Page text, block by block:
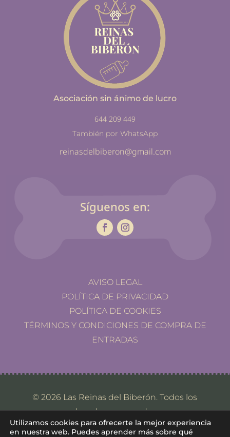
Asociación sin ánimo de lucro
644 209 449
También por WhatsApp
reinasdelbiberon@gmail.com
Síguenos en:
AVISO LEGAL
POLÍTICA DE PRIVACIDAD
POLÍTICA DE COOKIES
TÉRMINOS Y CONDICIONES DE COMPRA DE
ENTRADAS
© 2026 Las Reinas del Biberón. Todos los
derechos reservados.
Utilizamos cookies para ofrecerte la mejor experiencia
en nuestra web. Puedes aprender más sobre qué